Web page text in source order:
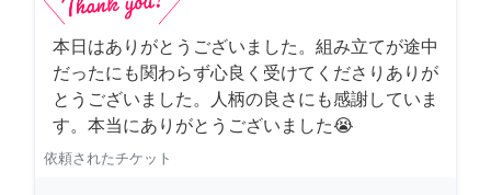
本日はありがとうございました。組み立てが途中
だったにも関わらず心良く受けてくださりありが
とうございました。人柄の良さにも感謝していま
す。本当にありがとうございました😭
依頼されたチケット